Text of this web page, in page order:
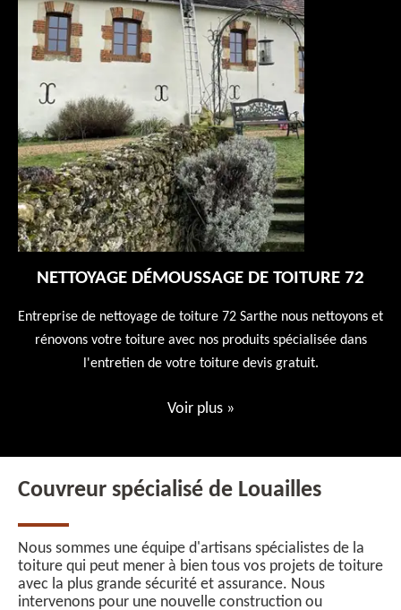
NETTOYAGE DÉMOUSSAGE DE TOITURE 72
Entreprise de nettoyage de toiture 72 Sarthe nous nettoyons et
rénovons votre toiture avec nos produits spécialisée dans
l'entretien de votre toiture devis gratuit.
Voir plus »
Couvreur spécialisé de Louailles
Nous sommes une équipe d'artisans spécialistes de la
toiture qui peut mener à bien tous vos projets de toiture
avec la plus grande sécurité et assurance. Nous
intervenons pour une nouvelle construction ou